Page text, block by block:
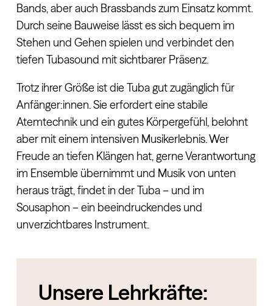
Bands, aber auch Brassbands zum Einsatz kommt.
Durch seine Bauweise lässt es sich bequem im
Stehen und Gehen spielen und verbindet den
tiefen Tubasound mit sichtbarer Präsenz.
Trotz ihrer Größe ist die Tuba gut zugänglich für
Anfänger:innen. Sie erfordert eine stabile
Atemtechnik und ein gutes Körpergefühl, belohnt
aber mit einem intensiven Musikerlebnis. Wer
Freude an tiefen Klängen hat, gerne Verantwortung
im Ensemble übernimmt und Musik von unten
heraus trägt, findet in der Tuba – und im
Sousaphon – ein beeindruckendes und
unverzichtbares Instrument.
Unsere Lehrkräfte: